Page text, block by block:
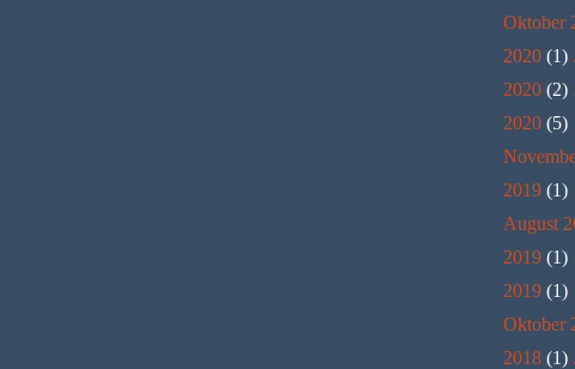
Oktober
2020 (1)
2020 (2)
2020 (5)
2019 (1)
August
2019 (1)
2019 (1)
Oktober
2018 (1)